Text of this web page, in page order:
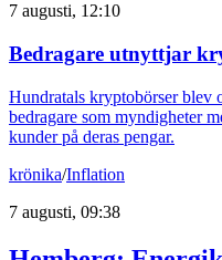
7 augusti, 12:10
Bedragare utnyttjar
Hundratals kryptobörser blev
bedragare som myndigheter
kunder på deras pengar.
krönika/Inflation
7 augusti, 09:38